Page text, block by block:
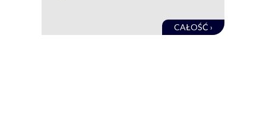
CAŁOŚĆ ›